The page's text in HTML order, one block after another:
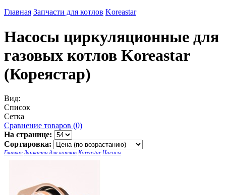
Главная Запчасти для котлов Koreastar
Насосы циркуляционные для
газовых котлов Koreastar
(Кореястар)
Вид:
Список
Сетка
Сравнение товаров (0)
На странице:
Сортировка:
Главная Запчасти для котлов Koreastar Насосы